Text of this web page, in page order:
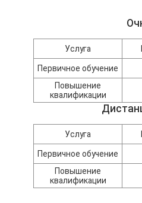
Услуга
Первичное обучение
Повышение
квалификации
Услуга
Первичное обучение
Повышение
квалификации